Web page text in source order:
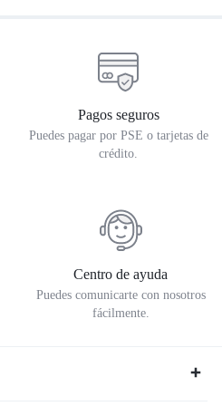
Pagos seguros
Puedes pagar por PSE o tarjetas de
crédito.
Centro de ayuda
Puedes comunicarte con nosotros
fácilmente.